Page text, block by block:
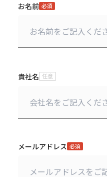
お名前 必須
貴社名 任意
メールアドレス 必須